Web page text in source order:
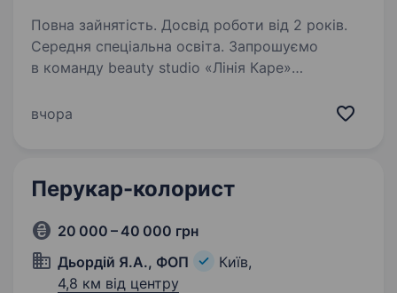
Повна зайнятість. Досвід роботи від 2 років.
Середня спеціальна освіта. Запрошуємо
в команду beauty studio «Лінія Каре»
Ви любите свою справу, виконуєте ії якісно
вчора
Перукар-колорист
20 000 – 40 000 грн
Дьордій Я.А., ФОП
Київ,
4,8 км від центру